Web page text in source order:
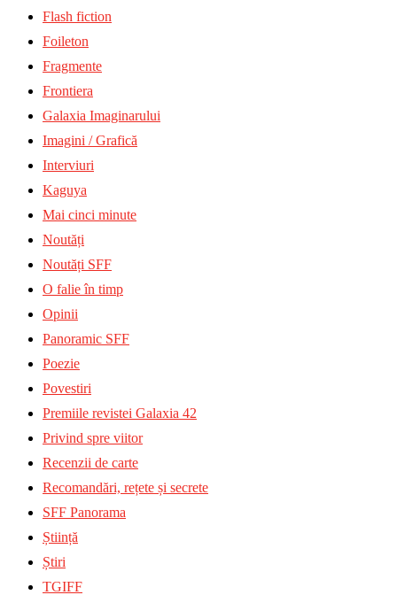
Flash fiction
Foileton
Fragmente
Frontiera
Galaxia Imaginarului
Imagini / Grafică
Interviuri
Kaguya
Mai cinci minute
Noutăți
Noutăți SFF
O falie în timp
Opinii
Panoramic SFF
Poezie
Povestiri
Premiile revistei Galaxia 42
Privind spre viitor
Recenzii de carte
Recomandări, rețete și secrete
SFF Panorama
Știință
Știri
TGIFF